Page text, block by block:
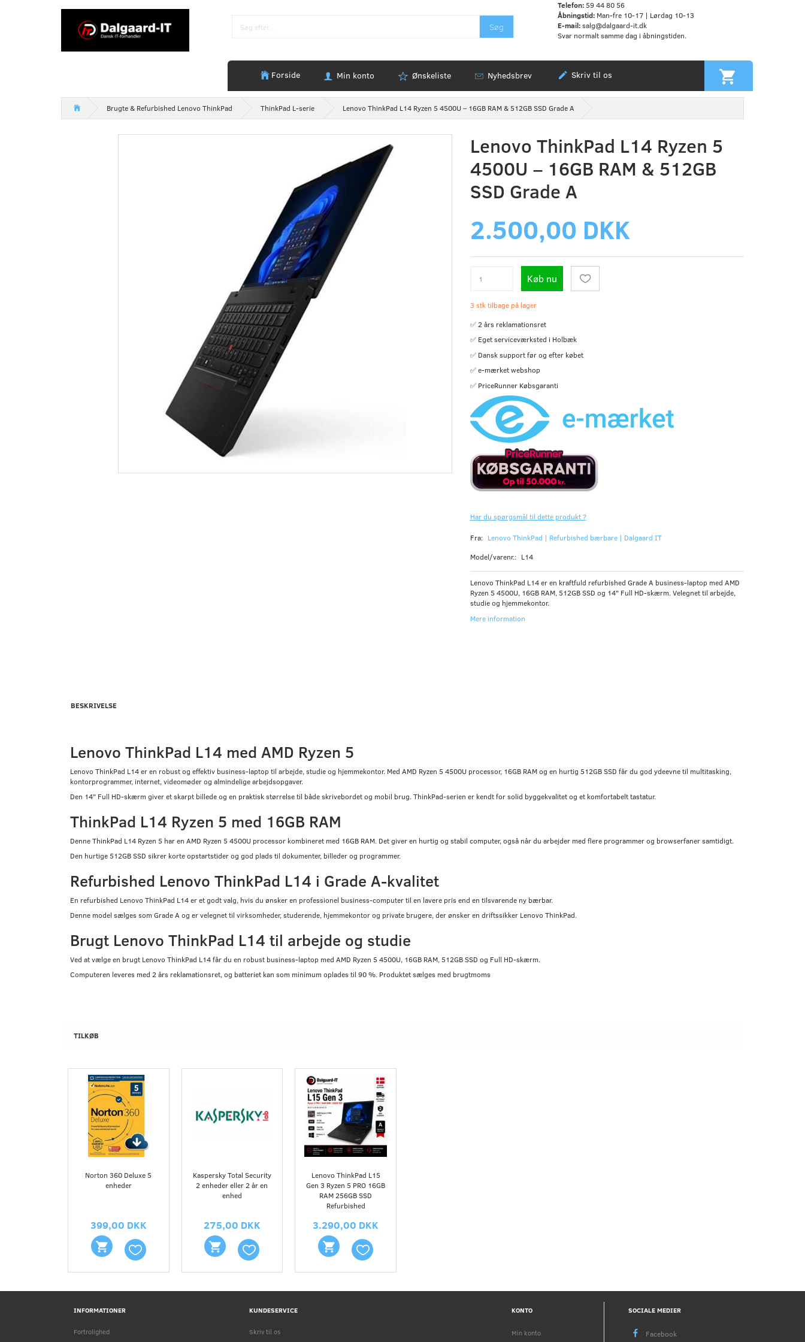
Søg
Telefon: 59 44 80 56
Åbningstid:Man-fre 10-17 | Lørdag 10-13
E-mail: salg@dalgaard-it.dk
Svar normalt samme dag i åbningstiden.
Forside Min konto Ønskeliste Nyhedsbrev Skriv til os
Brugte & Refurbished Lenovo ThinkPad ThinkPad L-serie Lenovo ThinkPad L14 Ryzen 5 4500U – 16GB RAM & 512GB SSD Grade A
Lenovo ThinkPad L14 Ryzen 5
4500U – 16GB RAM & 512GB
SSD Grade A
2.500,00 DKK
Køb nu
3 stk tilbage på lager
✅ 2 års reklamationsret
✅ Eget serviceværksted i Holbæk
✅ Dansk support før og efter købet
✅ e-mærket webshop
✅ PriceRunner Købsgaranti
Har du spørgsmål til dette produkt ?
Fra: Lenovo ThinkPad | Refurbished bærbare | Dalgaard IT
Model/varenr.: L14
Lenovo ThinkPad L14 er en kraftfuld refurbished Grade A business-laptop med AMD
Ryzen 5 4500U, 16GB RAM, 512GB SSD og 14" Full HD-skærm. Velegnet til arbejde,
studie og hjemmekontor.
Mere information
BESKRIVELSE
Lenovo ThinkPad L14 med AMD Ryzen 5
Lenovo ThinkPad L14 er en robust og effektiv business-laptop til arbejde, studie og hjemmekontor. Med AMD Ryzen 5 4500U processor, 16GB RAM og en hurtig 512GB SSD får du god ydeevne til multitasking,
kontorprogrammer, internet, videomøder og almindelige arbejdsopgaver.
Den 14" Full HD-skærm giver et skarpt billede og en praktisk størrelse til både skrivebordet og mobil brug. ThinkPad-serien er kendt for solid byggekvalitet og et komfortabelt tastatur.
ThinkPad L14 Ryzen 5 med 16GB RAM
Denne ThinkPad L14 Ryzen 5 har en AMD Ryzen 5 4500U processor kombineret med 16GB RAM. Det giver en hurtig og stabil computer, også når du arbejder med flere programmer og browserfaner samtidigt.
Den hurtige 512GB SSD sikrer korte opstartstider og god plads til dokumenter, billeder og programmer.
Refurbished Lenovo ThinkPad L14 i Grade A-kvalitet
En refurbished Lenovo ThinkPad L14 er et godt valg, hvis du ønsker en professionel business-computer til en lavere pris end en tilsvarende ny bærbar.
Denne model sælges som Grade A og er velegnet til virksomheder, studerende, hjemmekontor og private brugere, der ønsker en driftssikker Lenovo ThinkPad.
Brugt Lenovo ThinkPad L14 til arbejde og studie
Ved at vælge en brugt Lenovo ThinkPad L14 får du en robust business-laptop med AMD Ryzen 5 4500U, 16GB RAM, 512GB SSD og Full HD-skærm.
Computeren leveres med 2 års reklamationsret, og batteriet kan som minimum oplades til 90 %. Produktet sælges med brugtmoms
TILKØB
Norton 360 Deluxe 5
enheder
399,00 DKK
Kaspersky Total Security
2 enheder eller 2 år en
enhed
275,00 DKK
Lenovo ThinkPad L15
Gen 3 Ryzen 5 PRO 16GB
RAM 256GB SSD
Refurbished
3.290,00 DKK
INFORMATIONER
Fortrolighed
KUNDESERVICE
Skriv til os
KONTO
Min konto
SOCIALE MEDIER